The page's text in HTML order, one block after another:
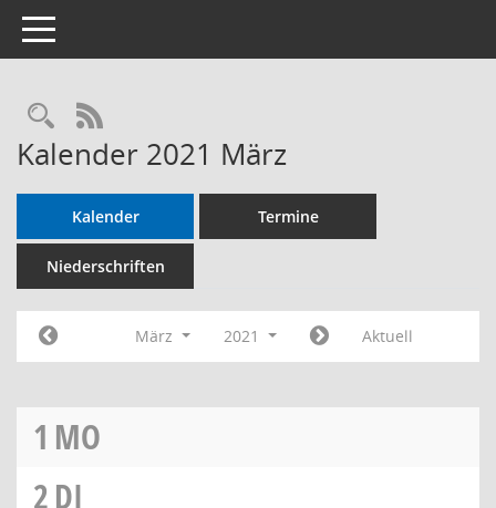
Toggle navigation
RSS-Feed
Kalender 2021 März
Kalender Termine
Niederschriften
März 2021 Aktuell
1 MO
2DI